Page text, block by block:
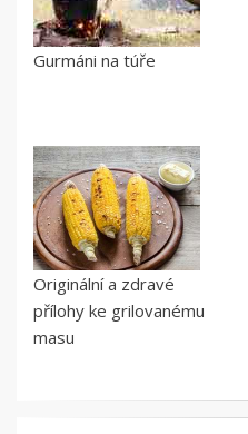
Gurmáni na túře
Originální a zdravé
přílohy ke grilovanému
masu